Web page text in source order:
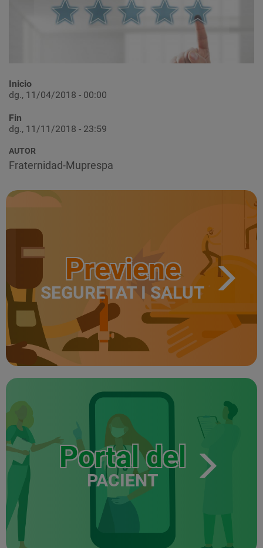
Inicio
dg., 11/04/2018 - 00:00
Fin
dg., 11/11/2018 - 23:59
AUTOR
Fraternidad-Muprespa
Previene
SEGURETAT I SALUT
Portal del
PACIENT